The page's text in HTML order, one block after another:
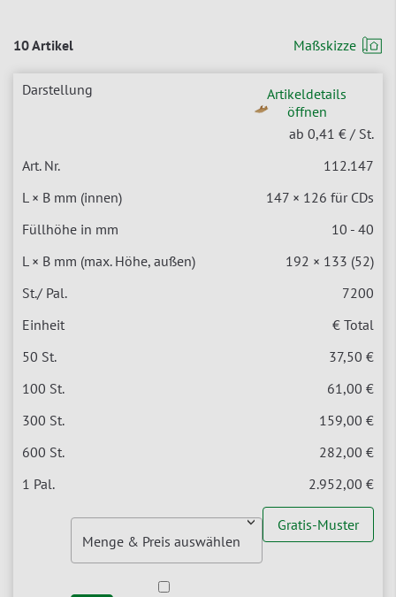
10 Artikel Maßskizze
Artikeldetails
öffnen
ab 0,41 € / St.
112.147
147 × 126 für CDs
10 - 40
192 × 133 (52)
7200
€ Total
37,50 €
61,00 €
159,00 €
282,00 €
2.952,00 €
Gratis-Muster